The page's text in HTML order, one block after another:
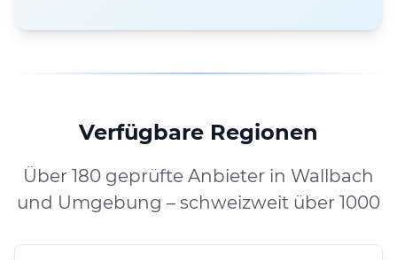
Verfügbare Regionen
Über 180 geprüfte Anbieter in Wallbach
und Umgebung – schweizweit über 1000